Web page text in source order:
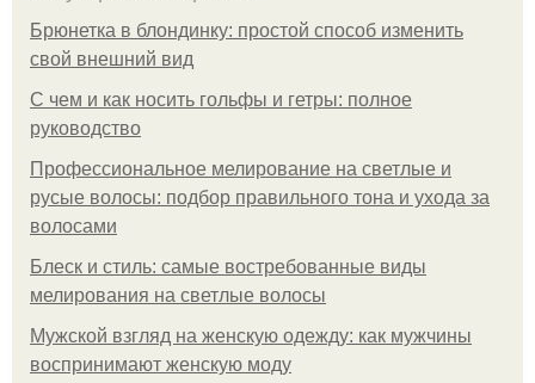
Брюнетка в блондинку: простой способ изменить
свой внешний вид
С чем и как носить гольфы и гетры: полное
руководство
Профессиональное мелирование на светлые и
русые волосы: подбор правильного тона и ухода за
волосами
Блеск и стиль: самые востребованные виды
мелирования на светлые волосы
Мужской взгляд на женскую одежду: как мужчины
воспринимают женскую моду